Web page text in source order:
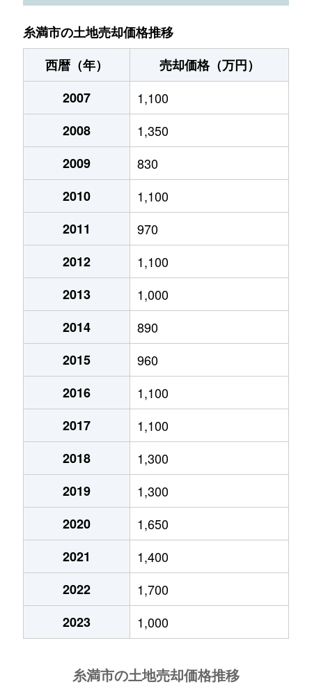
糸満市の土地売却価格推移
西暦（年）
売却価格（万円）
2007
1,100
2008
1,350
2009
830
2010
1,100
2011
970
2012
1,100
2013
1,000
2014
890
2015
960
2016
1,100
2017
1,100
2018
1,300
2019
1,300
2020
1,650
2021
1,400
2022
1,700
2023
1,000